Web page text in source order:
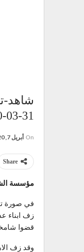
شاهد-
31-03-2020
On أبريل 7, 2020
Share
مؤسسة
في صورة
زف ابناء
قضوا
وقد زف